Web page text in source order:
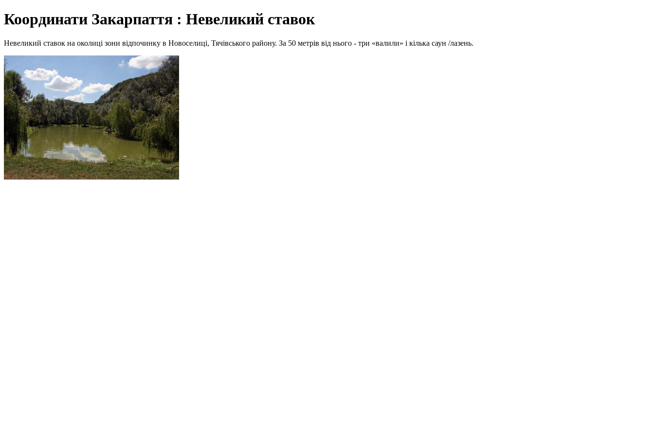
Координати Закарпаття : Невеликий ставок
Невеликий ставок на околиці зони відпочинку в Новоселиці, Тячівського району. За 50 метрів від нього - три «валили» і кілька саун /лазень.